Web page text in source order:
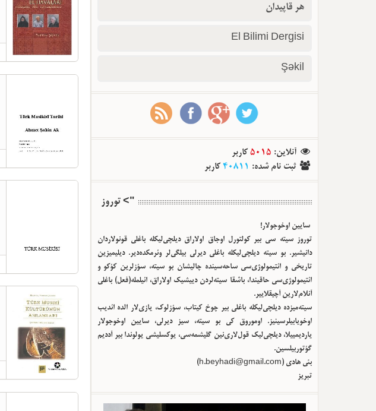
هر قاپیدان
El Bilimi Dergisi
Şəkil
آنلاین:
5015 کاربر
ثبت نام شده:
40811 کاربر
"> توروز
سایین اوخوجولار!
توروز سیته سی بیر کولتورل اوجاق اولا‌راق دیلچی‌لیکله باغلی قونولاردان
دانیشیر. بو سیته دیلچی‌لیکله باغلی دیرلی بیلگی‌لر وئرمکده‌دیر. دیلیمیزین
تاریخی و ائتیمولوژی‌سی ساحه‌سینده چالیشان بو سیته، سؤزلرین کؤکو و
ائتیمولوژی‌سی حاقیندا، باشقا سیته‌لردن دییشیک اولا‌راق، ائیلمله(فعل) باغلی
آنلام‌لارین آچیقلاییر.
سیته‌میزده دیلچی‌لیکله باغلی بیر چوخ کیتاب، سؤزلوک، یازی‌لار الده ائدیب
اوخویابیلرسینیز. اوموروق کی بو سیته، سیز دیرلی، سایین اوخوجولار
یاردیمییلا، دیلچی‌لیک قول‌لاری‌نین گلیشمه‌سی، یوکسلیشی یولوندا بیر آددیم
گؤتوربیلسین.
بئی هادی (h.beyhadi@gmail.com
)
تبریز